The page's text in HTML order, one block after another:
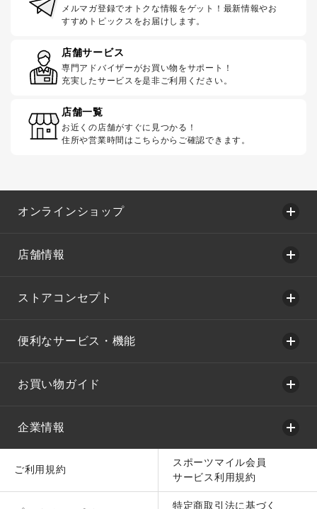
メルマガ登録でオトクな情報をゲット！最新情報やお
すすめトピックスをお届けします。
店舗サービス
専門アドバイザーがお買い物をサポート！
充実したサービスを是非ご利用ください。
店舗一覧
お近くの店舗がすぐに見つかる！
住所や営業時間はこちらからご確認できます。
オンラインショップ
店舗情報
ストアコンセプト
便利なサービス・機能
お買い物ガイド
企業情報
ご利用規約
スポーツマイル会員
サービス利用規約
特定商取引法に基づく